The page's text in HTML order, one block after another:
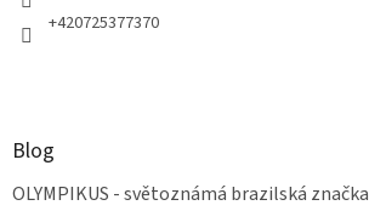
+420725377370
Blog
OLYMPIKUS - světoznámá brazilská značka